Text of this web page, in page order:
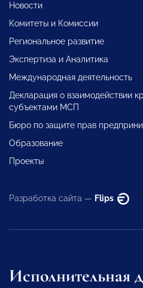
Новости
Комитеты и Комиссии
Региональное развитие
Экспертиза и Аналитика
Международная деятельность
Декларация о взаимодействии
субъектами МСП
Бюро по защите прав
Образование
Проекты
Разработка сайта — Flips
Исполнительная